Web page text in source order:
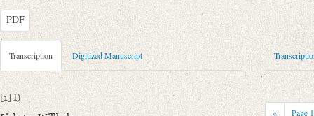
PDF
Metadata Concerning Header
Sender: Johann Carl Fürchtegott Schlegel, Johanna Christiane
Recipient: August Wilhelm von Schlegel
Transcription Digitized Manuscript
[1] I)
« Page 1